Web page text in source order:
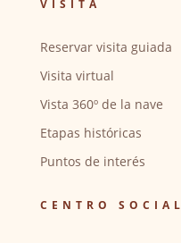
VISITA
Reservar visita guiada
Visita virtual
Vista 360º de la nave
Etapas históricas
Puntos de interés
CENTRO SOCIAL